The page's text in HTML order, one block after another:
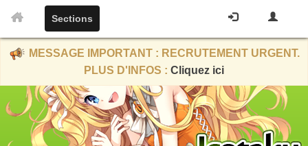
Sections
MESSAGE IMPORTANT : RECRUTEMENT URGENT.
PLUS D'INFOS : Cliquez ici